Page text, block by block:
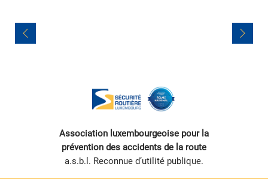
Navigation
de
Association luxembourgeoise pour la
prévention des accidents de la route
a.s.b.l. Reconnue d’utilité publique.